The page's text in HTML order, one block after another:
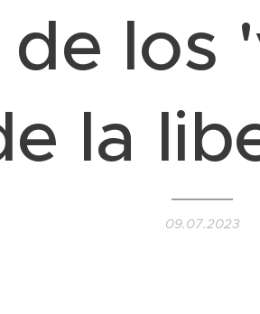
de los
la
09.07.2023